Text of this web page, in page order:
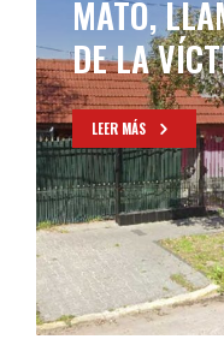
MATÓ,
DE LA
LEER MÁS